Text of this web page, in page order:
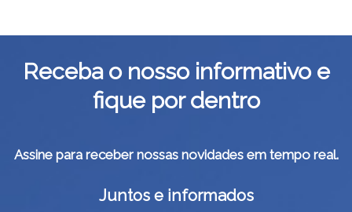
Receba o nosso informativo e
fique por dentro
Assine para receber nossas novidades em tempo real.
Juntos e informados